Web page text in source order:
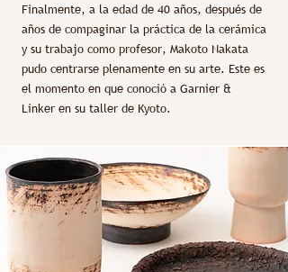
Finalmente, a la edad de 40 años, después de
años de compaginar la práctica de la cerámica
y su trabajo como profesor, Makoto Nakata
pudo centrarse plenamente en su arte. Este es
el momento en que conoció a Garnier &
Linker en su taller de Kyoto.